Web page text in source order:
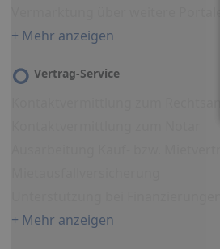
+ Mehr anzeigen
Vertrag-Service
+ Mehr anzeigen